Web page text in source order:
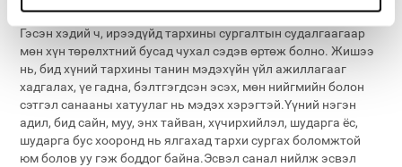
Гэсэн хэдий ч, ирээдүйд тархины сургалтын судалгаагаар
мөн хүн төрөлхтний бусад чухал сэдэв өртөж болно. Жишээ
нь, бид хүний ​​тархины танин мэдэхүйн үйл ажиллагааг
хадгалах, үе гадна, бэлтгэгдсэн эсэх, мөн нийгмийн болон
сэтгэл санааны хатуулаг нь мэдэх хэрэгтэй.Үүний нэгэн
адил, бид сайн, муу, энх тайван, хүчирхийлэл, шударга ёс,
шударга бус хооронд нь ялгахад тархи сургах боломжтой
юм болов уу гэж боддог байна.Эсвэл санал нийлж эсвэл